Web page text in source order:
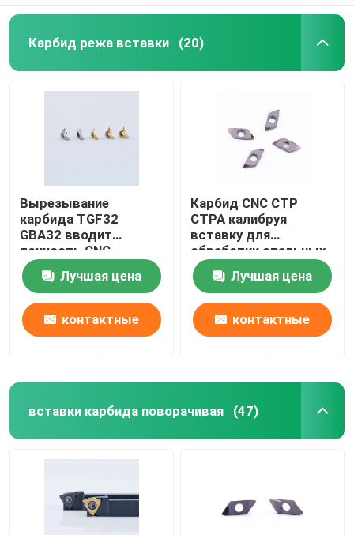
Твердые лезвия пилы карбида
Карбид режа вставки (20)
Вырезывание
карбида TGF32
GBA32 вводит
точность CNC
Вертикальн-
установленную
токарным станком
Лучшая цена
контактные
Карбид CNC CTP
CTPA калибруя
вставку для
обработки стальных
небольших частей
Лучшая цена
контактные
вставки карбида поворачивая (47)